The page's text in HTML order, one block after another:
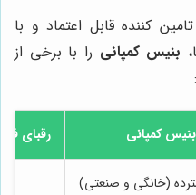
کننده قابل اعتماد و با
بنیس کمپانی را با برخی از
بنیس کمپانی رقبای
(خانگی و صنعتی)